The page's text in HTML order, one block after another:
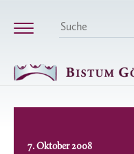
7. Oktober 2008